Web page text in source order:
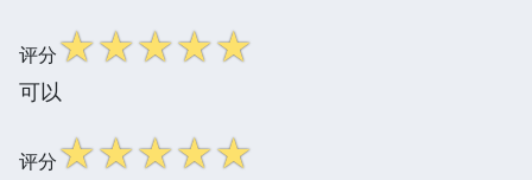
评分☆☆☆☆☆
可以
评分☆☆☆☆☆